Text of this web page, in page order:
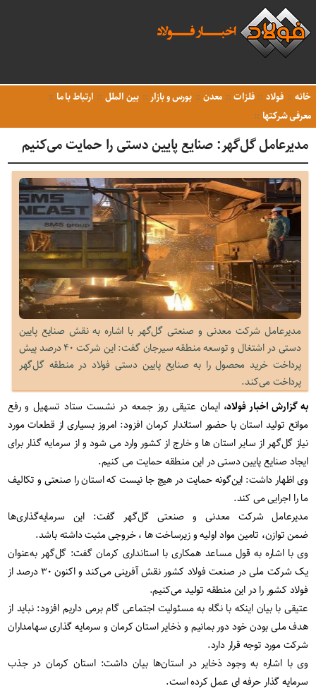
خانه فولاد فلزات معدن بورس و بازار بین الملل
ارتباط با ما
معرفی شرکتها
مدیرعامل گل‌گهر: صنایع پایین دستی را حمایت می‌کنیم
مدیرعامل شرکت معدنی و صنعتی گل‌گهر با اشاره به نقش صنایع پایین
دستی در اشتغال و توسعه منطقه سیرجان گفت: این شرکت ۴۰ درصد پیش
پرداخت خرید محصول را به صنایع پایین دستی فولاد در منطقه گل‌گهر
پرداخت می‌کند.
به گزارش اخبار فولاد،ایمان عتیقی روز جمعه در نشست ستاد تسهیل و رفع
موانع تولید استان با حضور استاندار کرمان افزود: امروز بسیاری از قطعات مورد
نیاز گل‌گهر از سایر استان ها و خارج از کشور ‌وارد می شود و از سرمایه گذار برای
ایجاد صنایع پایین دستی در این منطقه حمایت می کنیم.
وی اظهار داشت: این‌گونه حمایت در هیچ جا نیست که استان را صنعتی و تکالیف
ما را اجرایی می کند.
مدیرعامل شرکت معدنی و صنعتی گل‌گهر گفت: این سرمایه‌گذاری‌ها
ضمن توازن، تامین مواد اولیه و زیرساخت ها ، خروجی مثبت داشته باشد.
وی با اشاره به قول مساعد همکاری با استانداری کرمان گفت: گل‌گهر به‌عنوان
یک شرکت ملی در صنعت فولاد کشور نقش آفرینی می‌کند و اکنون ۳۰ درصد از
فولاد کشور را در این منطقه تولید می‌کنیم.
عتیقی با بیان اینکه با نگاه به مسئولیت اجتماعی گام برمی داریم افزود: نباید از
هدف ملی بودن خود دور بمانیم و ذخایر استان کرمان و سرمایه گذاری سهامداران
شرکت مورد توجه قرار دارد.
وی با اشاره به وجود ذخایر در استان‌ها بیان داشت: استان کرمان در جذب
سرمایه گذار حرفه ای عمل کرده است.